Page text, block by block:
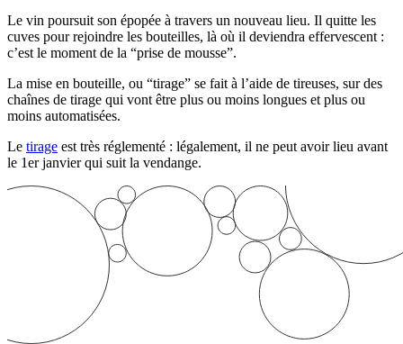
Le vin poursuit son épopée à travers un nouveau lieu. Il quitte les
cuves pour rejoindre les bouteilles, là où il deviendra effervescent :
c’est le moment de la “prise de mousse”.
La mise en bouteille, ou “tirage” se fait à l’aide de tireuses, sur des
chaînes de tirage qui vont être plus ou moins longues et plus ou
moins automatisées.
Le tirage est très réglementé : légalement, il ne peut avoir lieu avant
le 1er janvier qui suit la vendange.